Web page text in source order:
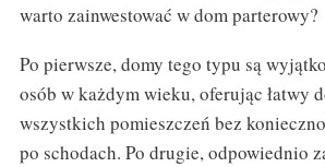
warto zainwestować w dom parterowy?
Po pierwsze, domy tego typu są
osób w każdym wieku, oferując łatwy
wszystkich pomieszczeń bez
po schodach. Po drugie, odpowiednio